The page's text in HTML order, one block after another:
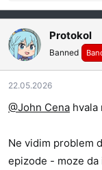
a
g
o
v
a
n
a
Protokol
Banned
22.05.2026
@John Cena hvala
Ne vidim problem
epizode - moze da